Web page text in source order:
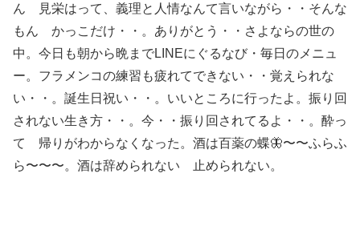
ん 見栄はって、義理と人情なんて言いながら・・そんな
もん かっこだけ・・。ありがとう・・さよならの世の
中。今日も朝から晩までLINEにぐるなび・毎日のメニュ
ー。フラメンコの練習も疲れてできない・・覚えられな
い・・。誕生日祝い・・。いいところに行ったよ。振り回
されない生き方・・。今・・振り回されてるよ・・。酔っ
て 帰りがわからなくなった。酒は百薬の蝶🦋〜〜ふらふ
ら〜〜〜。酒は辞められない 止められない。